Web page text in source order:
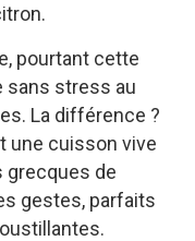
pourtant cette
sans stress au
La différence ?
une cuisson vive
grecques de
gestes, parfaits